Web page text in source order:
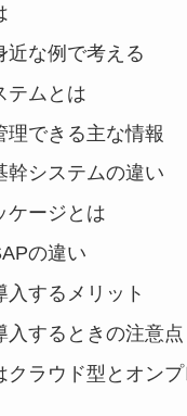
近な例で考える
テムとは
理できる主な情報
幹システムの違い
ケージとは
の違い
入するメリット
入するときの注意点
クラウド型とオン